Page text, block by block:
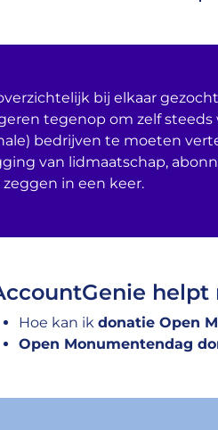
bij elkaar
tegenop om zelf
bedrijven te moeten
van lidmaatschap,
in een keer.
helpt
Hoe kan ik donatie Open
Open Monumentendag